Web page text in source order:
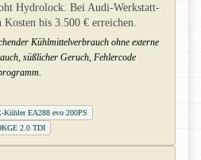
Hydrolock. Bei Audi-Werkstatt-
Kosten bis 3.500 € erreichen.
Kühlmittelverbrauch ohne externe
süßlicher Geruch, Fehlercode
Kühler EA288 evo 200PS
2.0 TDI